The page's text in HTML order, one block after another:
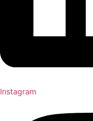
Instagram